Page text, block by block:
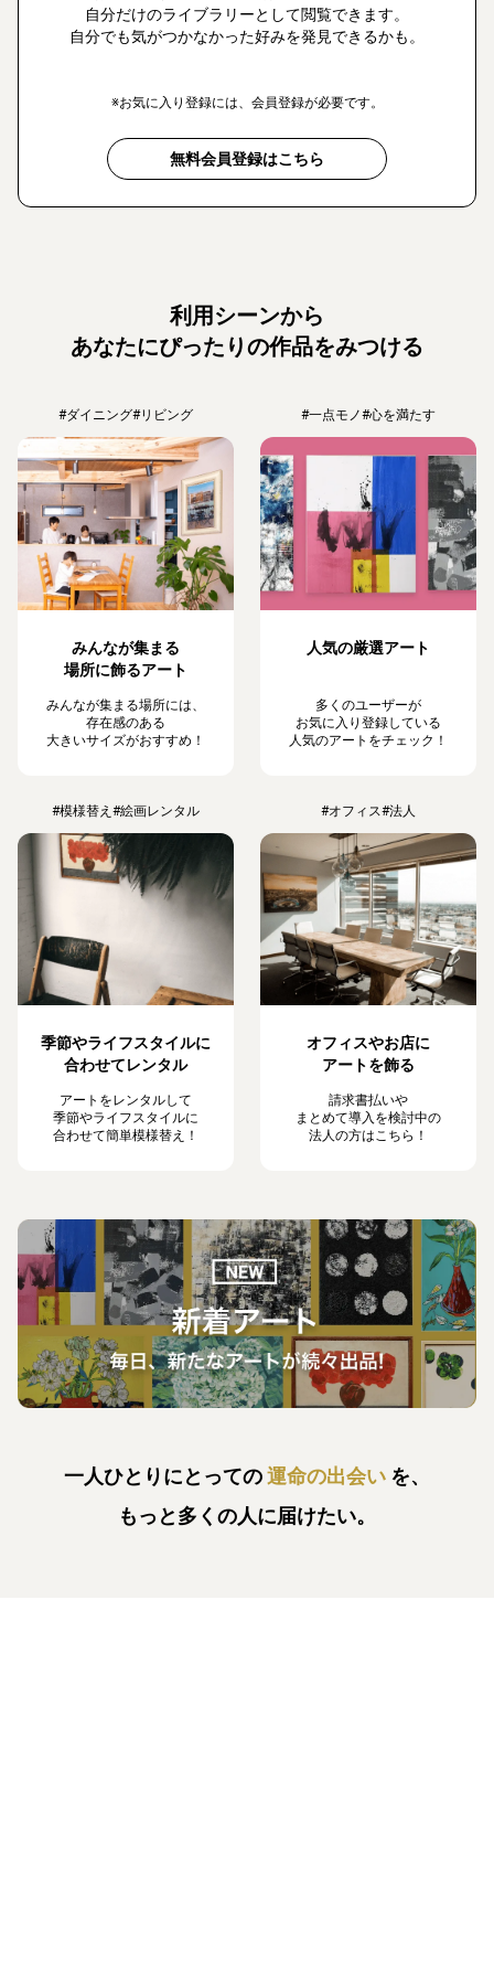
自分だけのライブラリーとして閲覧できます。
自分でも気がつかなかった好みを発見できるかも。
※お気に入り登録には、会員登録が必要です。
無料会員登録はこちら
利用シーンから
あなたにぴったりの作品をみつける
#ダイニング#リビング
みんなが集まる
場所に飾るアート
みんなが集まる場所には、
存在感のある
大きいサイズがおすすめ！
#一点モノ#心を満たす
人気の厳選アート
多くのユーザーが
お気に入り登録している
人気のアートをチェック！
#模様替え #絵画レンタル
季節やライフスタイルに
合わせてレンタル
アートをレンタルして
季節やライフスタイルに
合わせて簡単模様替え！
#オフィス#法人
オフィスやお店に
アートを飾る
請求書払いや
まとめて導入を検討中の
法人の方はこちら！
一人ひとりにとっての運命の出会い を、
もっと多くの人に届けたい。